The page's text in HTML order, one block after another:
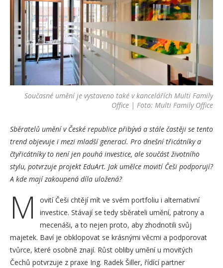
Současné umění je vystaveno také v kancelářích Multi Family
Office | Foto: Multi Family Office
Sběratelů umění v České republice přibývá a stále častěji se tento
trend objevuje i mezi mladší generací. Pro dnešní třicátníky a
čtyřicátníky to není jen pouhá investice, ale součást životního
stylu, potvrzuje projekt EduArt. Jak umělce movití Češi podporují?
A kde mají zakoupená díla uložená?
M
ovití Češi chtějí mít ve svém portfoliu i alternativní
investice. Stávají se tedy sběrateli umění, patrony a
mecenáši, a to nejen proto, aby zhodnotili svůj
majetek. Baví je obklopovat se krásnými věcmi a podporovat
tvůrce, které osobně znají. Růst obliby umění u movitých
Čechů potvrzuje z praxe Ing. Radek Šiller, řídící partner